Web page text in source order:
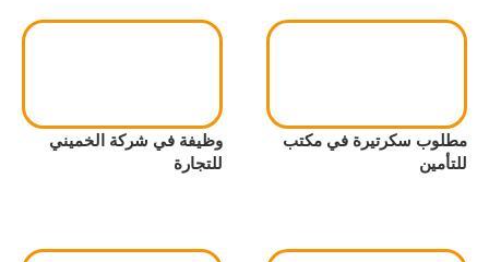
مطلوب سكرتيرة في مكتب
للتأمين
وظيفة في شركة الخميني
للتجارة